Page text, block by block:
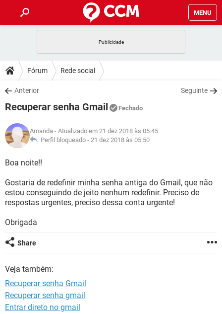
MENU
CELULAR
OUTLOOK
INSTAGRAM GMAIL
GUIA DE COMPRAS
DICAS
JOGOS
INSTAGRAM GMAIL
GUIA DE COMPRAS
DOWNLOADS
JOGOS WHATSAPP
CELULAR
OUTLOOK EXCEL
INSTAGRAM
FÓRUM
JOGOS WHATSAPP
CELULAR
OUTLOOK
INSTAGRAM GMAIL
GUIA DE COMPRAS
GLOSSÁRIO
OUTLOOK EXCEL
INSTAGRAM
GUIA DE COMPRAS
Fórum Rede social
Anterior Seguinte
Recuperar senha Gmail Fechado
Amanda - Atualizado em 21 dez 2018 às 05:45
Perfil bloqueado - 21 dez 2018 às 05:50
Boa noite!!
Gostaria de redefinir minha senha antiga do Gmail, que não
estou conseguindo de jeito nenhum redefinir. Preciso de
respostas urgentes, preciso dessa conta urgente!
Obrigada
Share
Veja também:
Recuperar senha Gmail
Recuperar senha gmail
Entrar direto no gmail